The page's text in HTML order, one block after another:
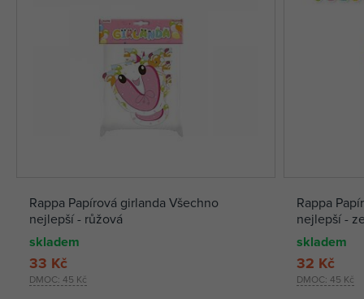
Rappa Papírová girlanda Všechno
nejlepší - růžová
skladem
DMOC: 45 Kč
33 Kč
Rappa
nejlepší -
skladem
DMOC: 45 Kč
32 Kč